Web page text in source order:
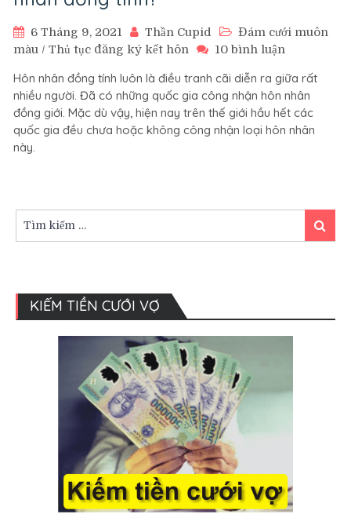
6 Tháng 9, 2021 Thần Cupid
Đám cưới muôn
màu / Thủ tục đăng ký kết hôn 10 bình luận
quốc
gia
nào
chấp
tính?
Hôn nhân đồng tính luôn là điều tranh cãi diễn ra giữa rất
nhiều người. Đã có những quốc gia công nhận hôn nhân
đồng giới. Mặc dù vậy, hiện nay trên thế giới hầu hết các
quốc gia đều chưa hoặc không công nhận loại hôn nhân
này.
kiếm:
Tìm
kiếm
KIẾM TIỀN CƯỚI VỢ